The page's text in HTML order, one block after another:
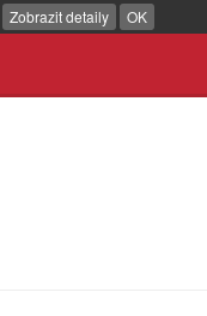
Zobrazit detaily OK